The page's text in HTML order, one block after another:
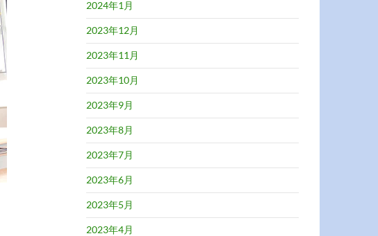
2024年1月
2023年12月
2023年11月
2023年10月
2023年9月
2023年8月
2023年7月
2023年6月
2023年5月
2023年4月